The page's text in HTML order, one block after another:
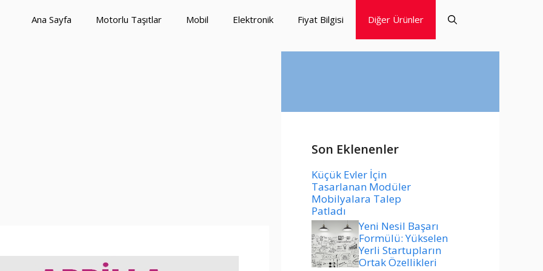
Ana Sayfa Motorlu Taşıtlar Mobil Elektronik Fiyat Bilgisi Diğer Ürünler
Son Eklenenler
Küçük Evler İçin
Tasarlanan Modüler
Mobilyalara Talep
Patladı
Yeni Nesil Başarı
Formülü: Yükselen
Yerli Startupların
Ortak Özellikleri